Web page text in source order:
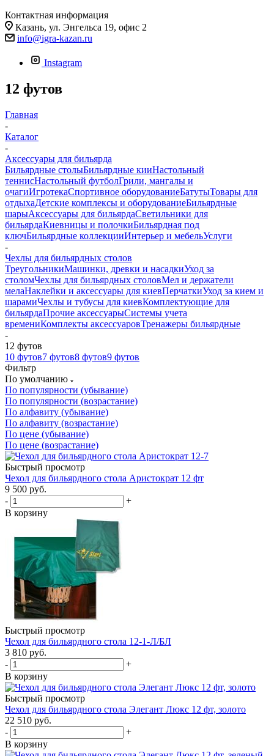
Контактная информация
Казань, ул. Энгельса 19, офис 2
info@igra-kazan.ru
Instagram
12 футов
Главная
-
Каталог
-
Аксессуары для бильярда
Бильярдные столыБильярдные кииНастольный
теннисНастольный футболГрили, мангалы и
очагиИгротекаСпортивное оборудованиеБатутыТовары для
отдыхаДетские комплексы и оборудованиеБильярдные
шарыАксессуары для бильярдаСветильники для
бильярдаКиевницы и полочкиБильярдная под
ключБильярдные коллекцииИнтерьер и мебельУслуги
-
Чехлы для бильярдных столов
ТреугольникиМашинки, древки и насадкиУход за
столомЧехлы для бильярдных столовМел и держатели
мелаНаклейки и аксессуары для киевПерчаткиУход за кием и
шарамиЧехлы и тубусы для киевКомплектующие для
бильярдаПрочие аксессуарыСистемы учета
времениКомплекты аксессуаровТренажеры бильярдные
-
12 футов
10 футов7 футов8 футов9 футов
Фильтр
По умолчанию
По популярности (убывание)
По популярности (возрастание)
По алфавиту (убывание)
По алфавиту (возрастание)
По цене (убывание)
По цене (возрастание)
Быстрый просмотр
Чехол для бильярдного стола Аристократ 12 фт
9 500 руб.
-
+
В корзину
Быстрый просмотр
Чехол для бильярдного стола 12-1-Л/БЛ
3 810 руб.
-
+
В корзину
Быстрый просмотр
Чехол для бильярдного стола Элегант Люкс 12 фт, золото
22 510 руб.
-
+
В корзину